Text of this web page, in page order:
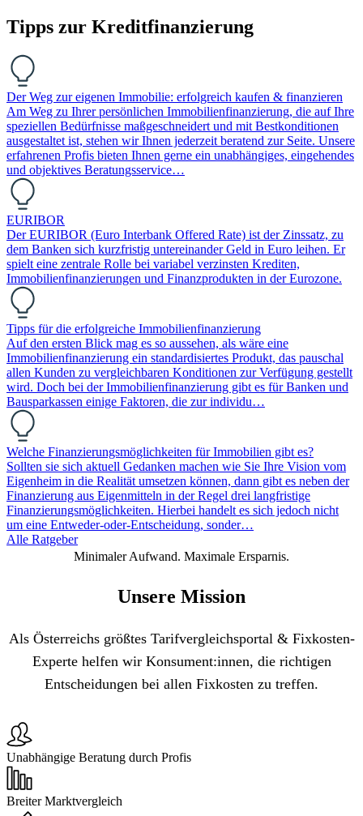
Tipps zur Kredit­finanzierung
Der Weg zur eigenen Immobilie: erfolgreich kaufen & finanzieren
Am Weg zu Ihrer persönlichen Immobilienfinanzierung, die auf Ihre
speziellen Bedürfnisse maßgeschneidert und mit Bestkonditionen
ausgestaltet ist, stehen wir Ihnen jederzeit beratend zur Seite. Unsere
erfahrenen Profis bieten Ihnen gerne ein unabhängiges, eingehendes
und objektives Beratungsservice…
EURIBOR
Der EURIBOR (Euro Interbank Offered Rate) ist der Zinssatz, zu
dem Banken sich kurzfristig untereinander Geld in Euro leihen. Er
spielt eine zentrale Rolle bei variabel verzinsten Krediten,
Immobilienfinanzierungen und Finanzprodukten in der Eurozone.
Tipps für die erfolgreiche Immobilienfinanzierung
Auf den ersten Blick mag es so aussehen, als wäre eine
Immobilienfinanzierung ein standardisiertes Produkt, das pauschal
allen Kunden zu vergleichbaren Konditionen zur Verfügung gestellt
wird. Doch bei der Immobilienfinanzierung gibt es für Banken und
Bausparkassen einige Faktoren, die zur individu…
Welche Finanzierungsmöglichkeiten für Immobilien gibt es?
Sollten sie sich aktuell Gedanken machen wie Sie Ihre Vision vom
Eigenheim in die Realität umsetzen können, dann gibt es neben der
Finanzierung aus Eigenmitteln in der Regel drei langfristige
Finanzierungsmöglichkeiten. Hierbei handelt es sich jedoch nicht
um eine Entweder-oder-Entscheidung, sonder…
Alle Ratgeber
Minimaler Aufwand. Maximale Ersparnis.
Unsere Mission
Als Österreichs größtes Tarifvergleichsportal & Fixkosten-
Experte helfen wir Konsument:innen, die richtigen
Entscheidungen bei allen Fixkosten zu treffen.
Unabhängige Beratung durch Profis
Breiter Marktvergleich